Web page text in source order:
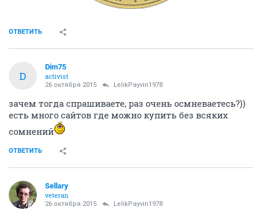
ОТВЕТИТЬ
D
Dim75
activist
26 октября 2015 LelikPayvin1978
зачем тогда спрашиваете, раз очень осмневаетесь?))
есть много сайтов где можно купить без всяких
сомнений
ОТВЕТИТЬ
Sellary
veteran
26 октября 2015 LelikPayvin1978